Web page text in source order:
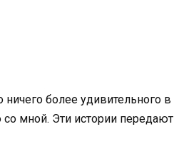
ничего более
мной. Эти истории